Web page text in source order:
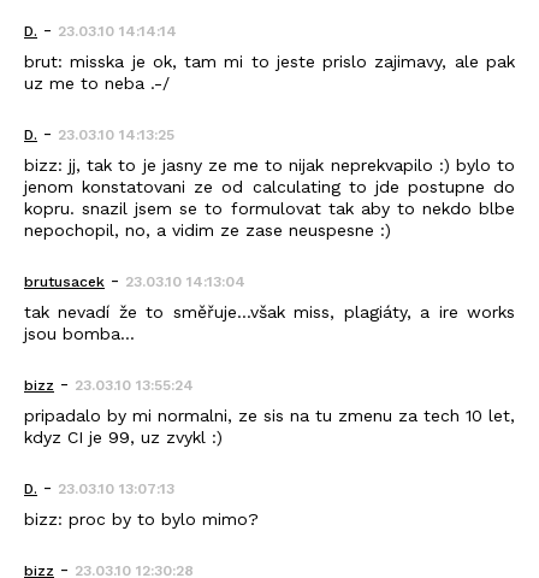
D. - 23.03.10 14:14:14
brut: misska je ok, tam mi to jeste prislo zajimavy, ale pak
uz me to neba .-/
D. - 23.03.10 14:13:25
bizz: jj, tak to je jasny ze me to nijak neprekvapilo :) bylo to
jenom konstatovani ze od calculating to jde postupne do
kopru. snazil jsem se to formulovat tak aby to nekdo blbe
nepochopil, no, a vidim ze zase neuspesne :)
brutusacek - 23.03.10 14:13:04
tak nevadí že to směřuje...však miss, plagiáty, a ire works
jsou bomba...
bizz - 23.03.10 13:55:24
pripadalo by mi normalni, ze sis na tu zmenu za tech 10 let,
kdyz CI je 99, uz zvykl :)
D. - 23.03.10 13:07:13
bizz: proc by to bylo mimo?
bizz - 23.03.10 12:30:28